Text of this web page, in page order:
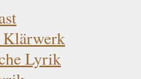
Klärwerk
Lyrik